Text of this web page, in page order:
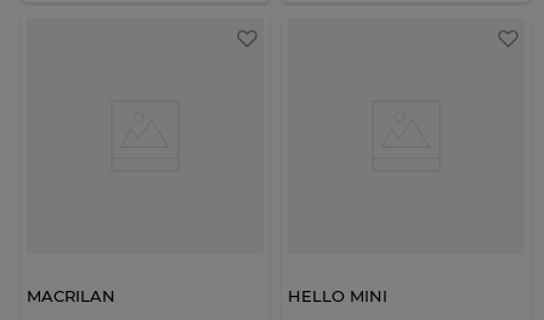
MACRILAN HELLO MINI